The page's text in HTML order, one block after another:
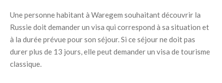
Une personne habitant à Waregem souhaitant découvrir la
Russie doit demander un visa qui correspond à sa situation et
à la durée prévue pour son séjour. Si ce séjour ne doit pas
durer plus de 13 jours, elle peut demander un visa de tourisme
classique.